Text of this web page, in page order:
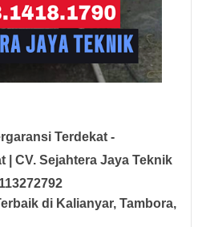
Terdekat -
| CV. Sejahtera Jaya Teknik
di Kalianyar, Tambora,